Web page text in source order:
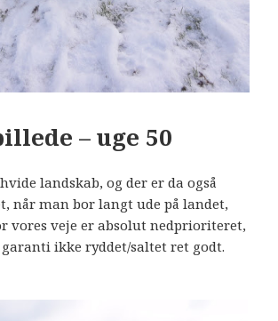
– uge 50
landskab, og der er da også
når man bor langt ude på landet,
vores veje er absolut nedprioriteret,
garanti ikke ryddet/saltet ret godt.